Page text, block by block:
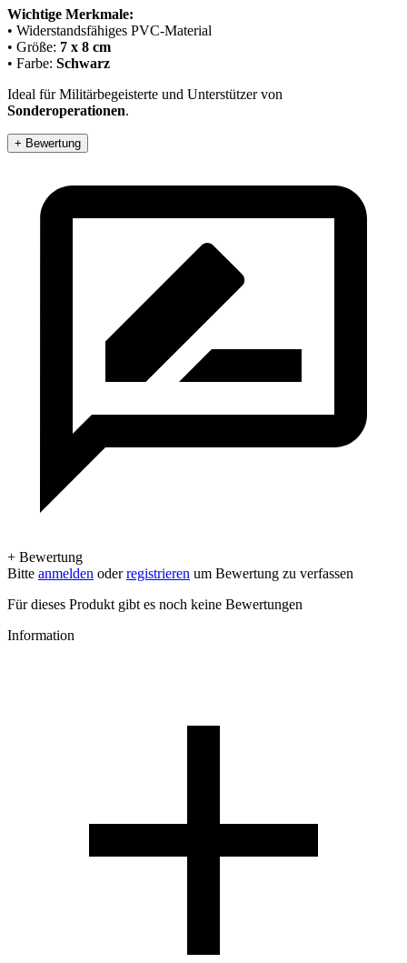
Wichtige Merkmale:
• Widerstandsfähiges PVC-Material
• Größe: 7 x 8 cm
• Farbe: Schwarz
Ideal für Militärbegeisterte und Unterstützer von
Sonderoperationen.
+ Bewertung
+ Bewertung
Bitte anmelden oderregistrieren um Bewertung zu verfassen
Für dieses Produkt gibt es noch keine Bewertungen
Information